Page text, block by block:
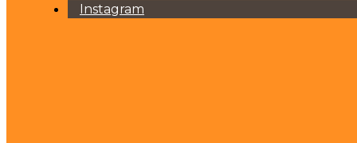
Instagram